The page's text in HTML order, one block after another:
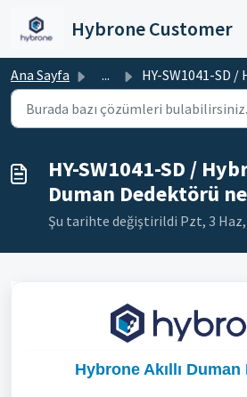
Hybrone Customer
Ana Sayfa ... HY-SW1041-SD / Hybrone Akıllı Duman Dedektörü
HY-SW1041-SD /
Duman Dedektörü
Şu tarihte değiştirildi Pzt, 3 Haz,
Hybrone Akıllı